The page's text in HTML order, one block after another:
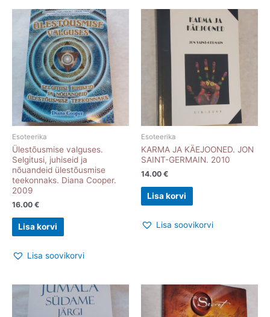
Esoteerika
Ülestõusmise valguses.
Selgitusi, juhiseid ja
nõuandeid ülestõusmise
teekonnaks. Diana Cooper.
2009
16.00 €
Lisa korvi
Lisa soovikorvi
Esoteerika
KARMA JA KÄEJOONED. JON
SAINT-GERMAIN. 2010
14.00 €
Lisa korvi
Lisa soovikorvi